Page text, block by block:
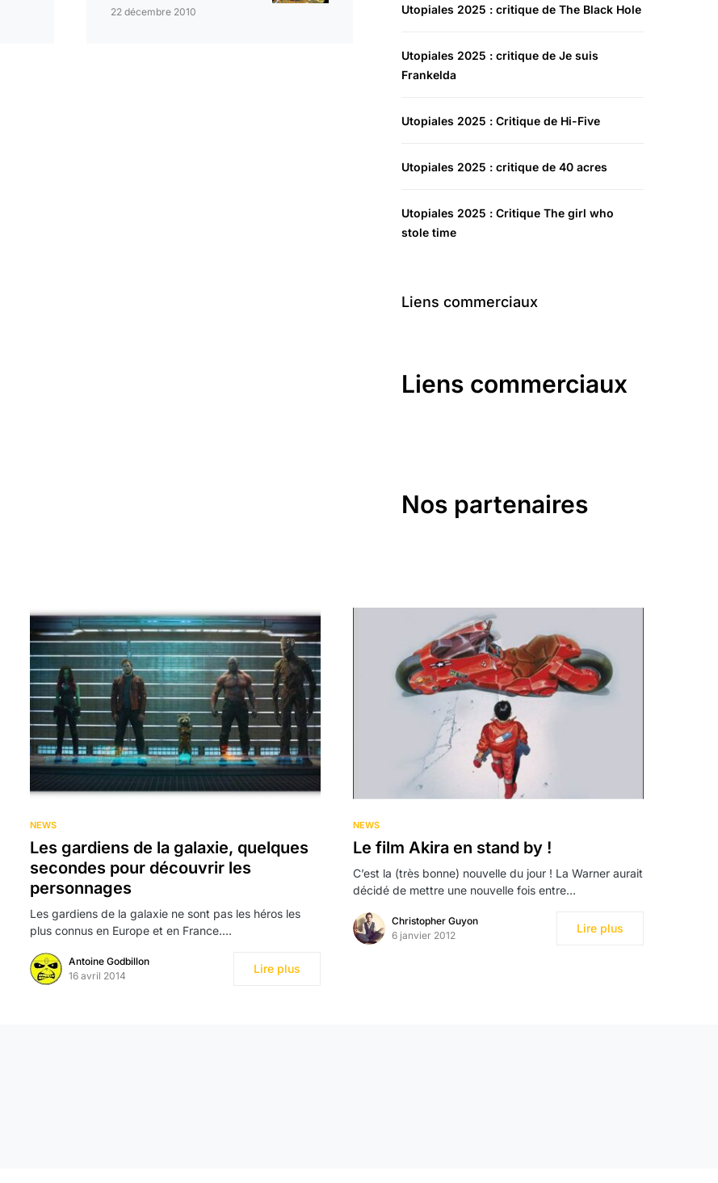
22 décembre 2010 Utopiales 2025 : critique de The Black Hole
Utopiales 2025 : critique de Je suis
Frankelda
Utopiales 2025 : Critique de Hi-Five
Utopiales 2025 : critique de 40 acres
Utopiales 2025 : Critique The girl who
stole time
Liens commerciaux
Liens commerciaux
Nos partenaires
NEWS
Les gardiens de la galaxie, quelques
secondes pour découvrir les
personnages
Les gardiens de la galaxie ne sont pas les héros les
plus connus en Europe et en France.…
Antoine Godbillon
16 avril 2014
Lire plus
NEWS
Le film Akira en stand by !
C’est la (très bonne) nouvelle du jour ! La Warner aurait
décidé de mettre une nouvelle fois entre…
Christopher Guyon
6 janvier 2012
Lire plus